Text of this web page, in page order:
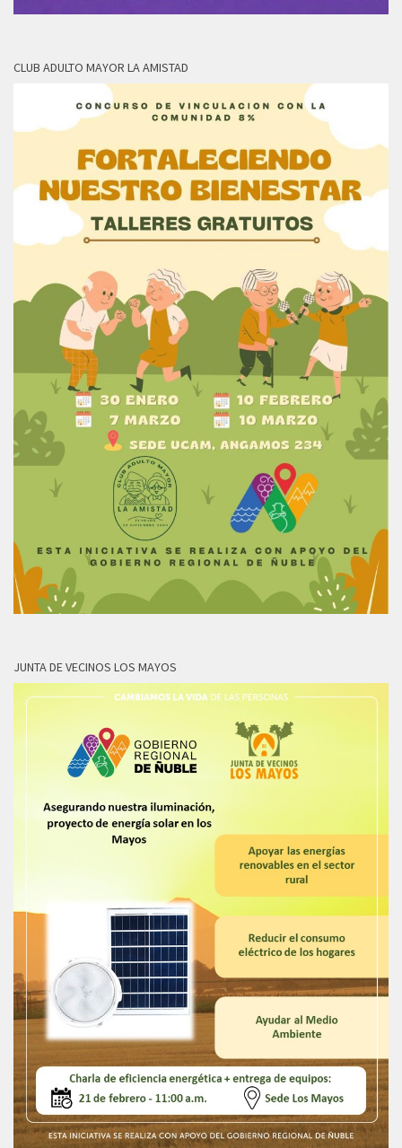
CLUB ADULTO MAYOR LA AMISTAD
JUNTA DE VECINOS LOS MAYOS